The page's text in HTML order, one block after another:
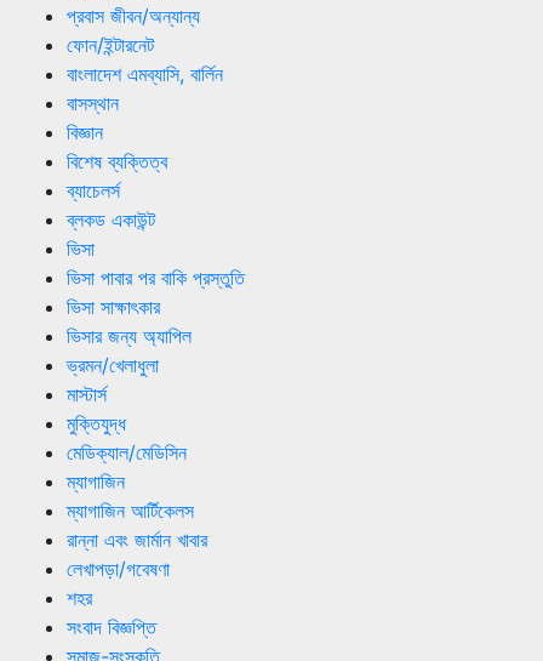
প্রবাস জীবন/অন্যান্য
ফোন/ইন্টারনেট
বাংলাদেশ এমব্যাসি, বার্লিন
বাসস্থান
বিজ্ঞান
বিশেষ ব্যক্তিত্ব
ব্যাচেলর্স
ব্লকড একাউন্ট
ভিসা
ভিসা পাবার পর বাকি প্রস্তুতি
ভিসা সাক্ষাৎকার
ভিসার জন্য অ্যাপিল
ভ্রমন/খেলাধুলা
মাস্টার্স
মুক্তিযুদ্ধ
মেডিক্যাল/মেডিসিন
ম্যাগাজিন
ম্যাগাজিন আর্টিকেলস
রান্না এবং জার্মান খাবার
লেখাপড়া/গবেষণা
শহর
সংবাদ বিজ্ঞপ্তি
সমাজ-সংস্কৃতি